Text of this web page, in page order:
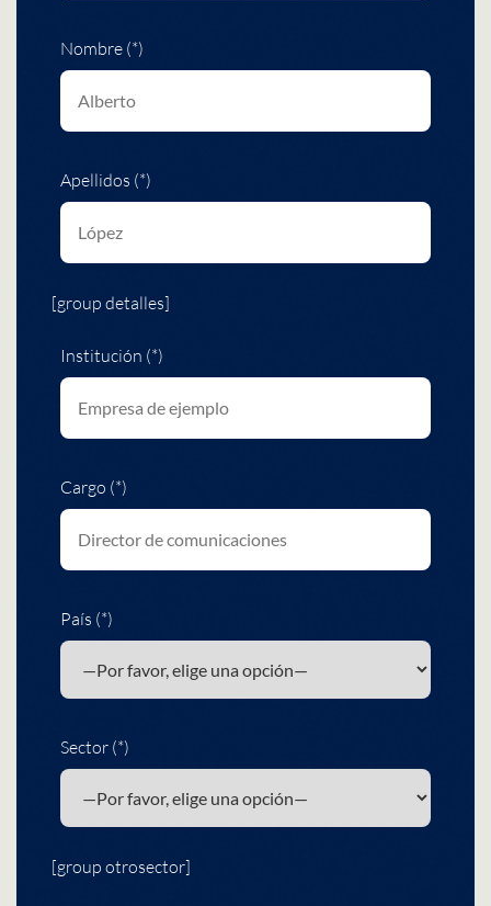
Nombre (*)
Apellidos (*)
[group detalles]
Institución (*)
Cargo (*)
País (*)
Sector (*)
[group otrosector]